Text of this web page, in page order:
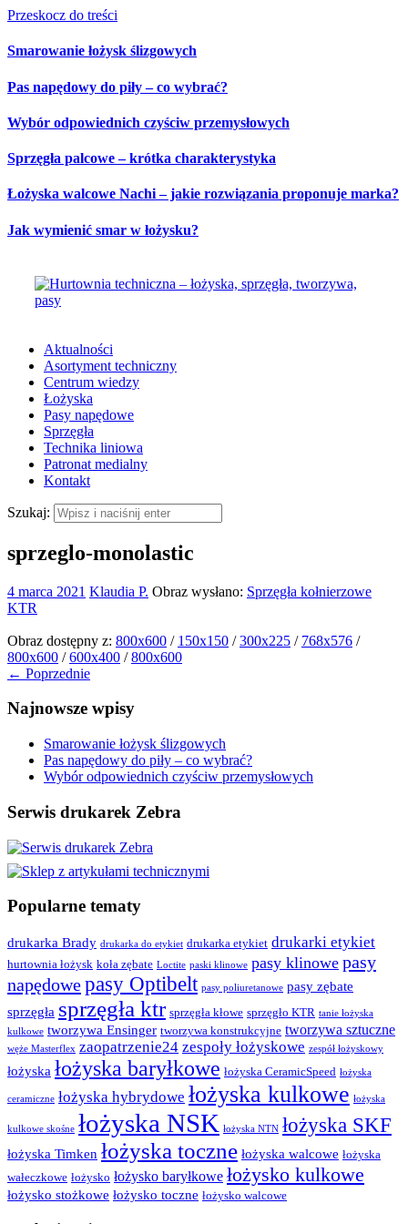
Przeskocz do treści
Smarowanie łożysk ślizgowych
Pas napędowy do piły – co wybrać?
Wybór odpowiednich czyściw przemysłowych
Sprzęgła palcowe – krótka charakterystyka
Łożyska walcowe Nachi – jakie rozwiązania proponuje marka?
Jak wymienić smar w łożysku?
Aktualności
Asortyment techniczny
Centrum wiedzy
Łożyska
Pasy napędowe
Sprzęgła
Technika liniowa
Patronat medialny
Kontakt
Szukaj:
sprzeglo-monolastic
4 marca 2021 Klaudia P. Obraz wysłano: Sprzęgła kołnierzowe
KTR
Obraz dostępny z: 800x600 / 150x150 /300x225 / 768x576 /
800x600 /600x400 /800x600
← Poprzednie
Najnowsze wpisy
Smarowanie łożysk ślizgowych
Pas napędowy do piły – co wybrać?
Wybór odpowiednich czyściw przemysłowych
Serwis drukarek Zebra
Popularne tematy
drukarka Brady drukarka do etykiet drukarka etykiet drukarki etykiet
hurtownia łożysk koła zębate Loctite paski klinowe pasy klinowe pasy
napędowepasy Optibelt pasy poliuretanowe pasy zębate
sprzęgła sprzęgła ktr sprzęgła kłowe sprzęgło KTR tanie łożyska
kulkowe tworzywa Ensinger tworzywa konstrukcyjne tworzywa sztuczne
węże Masterflex zaopatrzenie24 zespoły łożyskowe zespół łożyskowy
łożyska łożyska baryłkowe łożyska CeramicSpeed łożyska
ceramiczne łożyska hybrydowe łożyska kulkowe łożyska
kulkowe skośne łożyska NSK łożyska NTN łożyska SKF
łożyska Timken łożyska toczne łożyska walcowe łożyska
wałeczkowe łożysko łożysko baryłkowe łożysko kulkowe
łożysko stożkowe łożysko toczne łożysko walcowe